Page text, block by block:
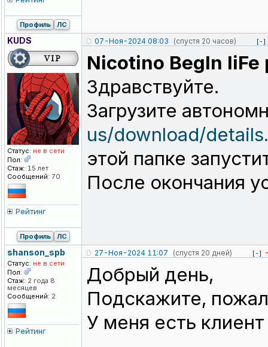
Профиль ЛС
KUDS
Статус: не в сети
Пол:
Стаж: 15 лет
Сообщений: 70
Рейтинг
07-Ноя-2024 08:03 (спустя 20 часов) [-]
Nicotino BegIn liFe
Здравствуйте.
Загрузите
us/download/
этой папке
После окончания
Профиль ЛС
shanson_spb
Статус: не в сети
Пол:
Стаж: 2 года 8
месяцев
Сообщений: 2
Рейтинг
27-Ноя-2024 11:07 (спустя 20 дней) [-]
Добрый день,
Подскажите,
У меня есть